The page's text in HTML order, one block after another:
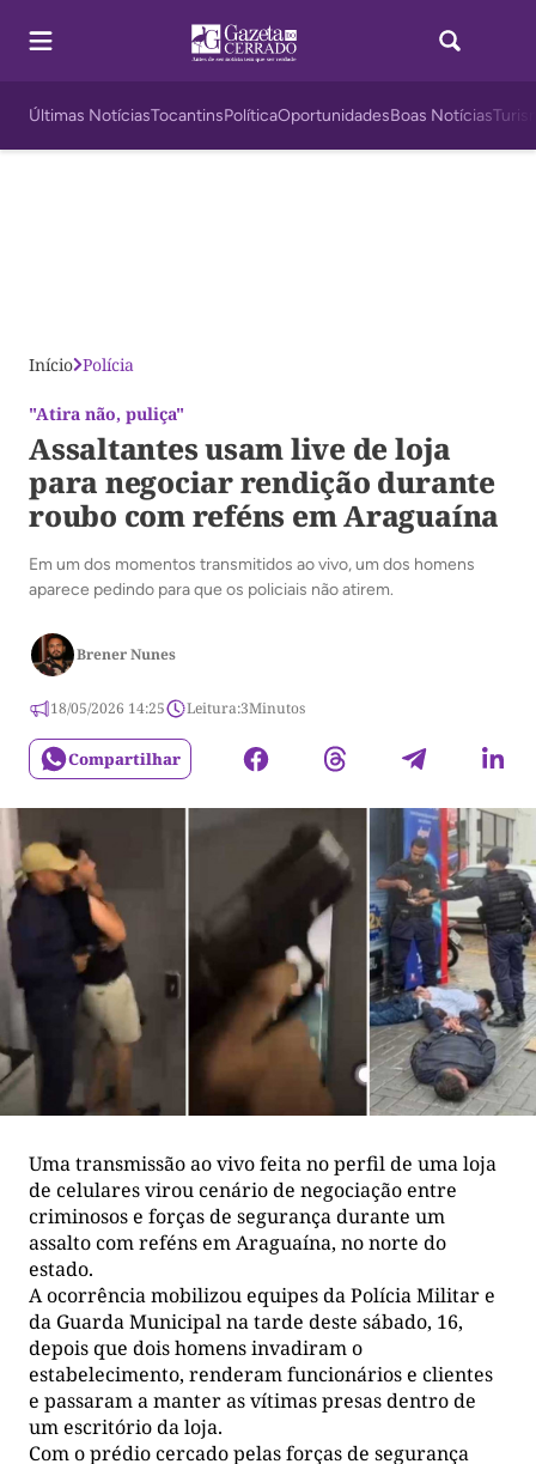
Últimas NotíciasTocantinsPolíticaOportunidadesBoas Notícias
Início Polícia
"Atira não, puliça"
Assaltantes usam live de loja
para negociar rendição durante
roubo com reféns em Araguaína
Em um dos momentos transmitidos ao vivo, um dos homens
aparece pedindo para que os policiais não atirem.
Brener Nunes
18/05/2026 14:25 Leitura:3Minutos
Compartilhar
Uma transmissão ao vivo feita no perfil de uma loja
de celulares virou cenário de negociação entre
criminosos e forças de segurança durante um
assalto com reféns em Araguaína, no norte do
estado.
A ocorrência mobilizou equipes da Polícia Militar e
da Guarda Municipal na tarde deste sábado, 16,
depois que dois homens invadiram o
estabelecimento, renderam funcionários e clientes
e passaram a manter as vítimas presas dentro de
um escritório da loja.
Com o prédio cercado pelas forças de segurança